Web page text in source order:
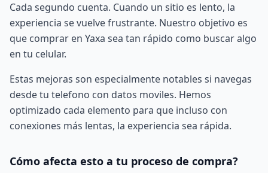
Cada segundo cuenta. Cuando un sitio es lento, la
experiencia se vuelve frustrante. Nuestro objetivo es
que comprar en Yaxa sea tan rápido como buscar algo
en tu celular.
Estas mejoras son especialmente notables si navegas
desde tu telefono con datos moviles. Hemos
optimizado cada elemento para que incluso con
conexiones más lentas, la experiencia sea rápida.
Cómo afecta esto a tu proceso de compra?